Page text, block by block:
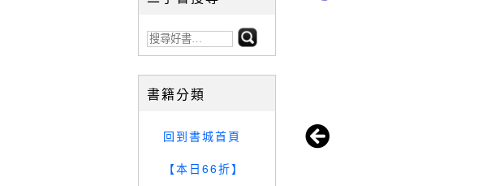
書籍分類
回到書城首頁
【本日66折】